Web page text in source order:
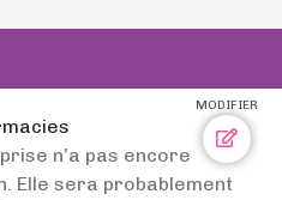
MODIFIER
n’a pas encore
Elle sera probablement